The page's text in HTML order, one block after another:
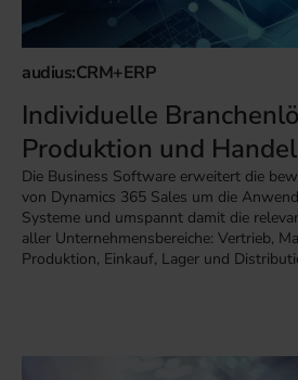
audius:CRM+ERP
Individuelle
Produktion und Handel
Die Business Software erweitert die
von Dynamics 365 Sales um die
Systeme und umspannt damit die
aller Unternehmensbereiche: Vertrieb,
Produktion, Einkauf, Lager und